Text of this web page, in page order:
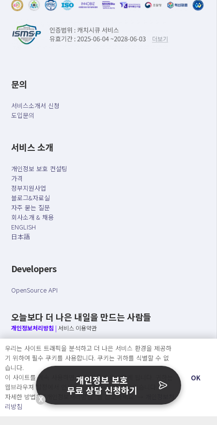
문의
서비스소개서 신청
도입문의
서비스 소개
개인정보 보호 컨설팅
가격
정부지원사업
블로그&자료실
자주 묻는 질문
회사소개 & 채용
ENGLISH
日本語
Developers
OpenSource API
오늘보다 더 나은 내일을 만드는 사람들
개인정보처리방침 | 서비스 이용약관
○ 개인정보보호 컴플라이언스를 선도하겠습니다.
○ 정보주체의 권리를 보장하겠습니다.
○ 기업의 개인정보보호를 위한 효율적 관리를 보장하겠습니다.
Copyright Ⓒ
2026 O.NE PEOPLE Co., Ltd. All rights reserved.
우리는 사이트 트래픽을 분석하고 더 나은 서비스 환경을 제공하
기 위하여 필수 쿠키를 사용합니다. 쿠키는 귀하를 식별할 수 없
습니다.
이 사이트를 계속 사용하면 쿠키 사용에 동의하게 됩니다. 귀하는
웹브라우져 설정에서 언제든지 쿠키를 삭제 할 수있습니다.
자세한 방법은 “개인정보처리방침” 을 참고하세요. →
리방침
OK
X
개인정보 보호
무료 상담 신청하기